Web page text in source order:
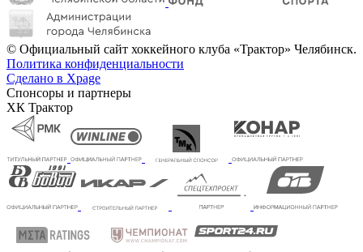
© Официальный сайт хоккейного клуба «Трактор» Челябинск.
Политика конфиденциальности
Сделано в Xpage
Спонсоры и партнеры
ХК Трактор